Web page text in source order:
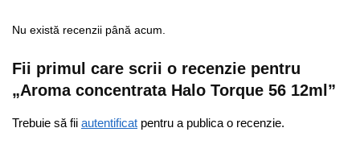
Nu există recenzii până acum.
Fii primul care scrii o recenzie pentru
„Aroma concentrata Halo Torque 56 12ml”
Trebuie să fii autentificat pentru a publica o recenzie.